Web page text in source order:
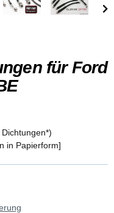
für Ford
in Papierform]